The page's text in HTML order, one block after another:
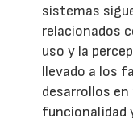
sistemas
relacionados
uso y la
llevado a los
desarrollos en
funcionalidad